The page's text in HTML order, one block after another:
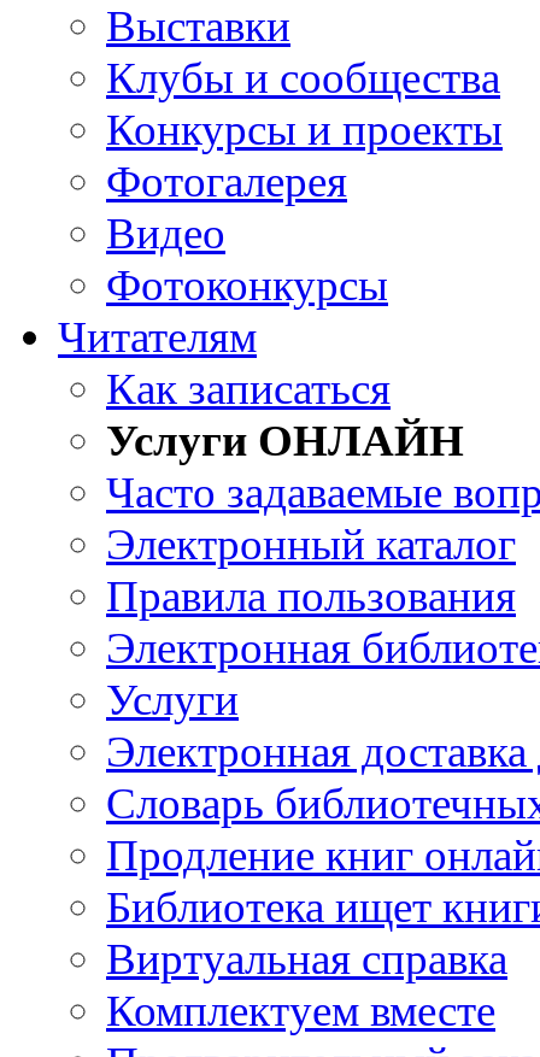
Выставки
Клубы и сообщества
Конкурсы и проекты
Фотогалерея
Видео
Фотоконкурсы
Читателям
Как записаться
Услуги ОНЛАЙН
Часто задаваемые
Электронный каталог
Правила пользования
Электронная
Услуги
Электронная
Словарь
Продление книг
Библиотека ищет
Виртуальная справка
Комплектуем вместе